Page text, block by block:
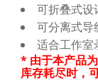
可折叠式设
可分离式导
适合工作室
* 由于本产品
库存耗尽时，